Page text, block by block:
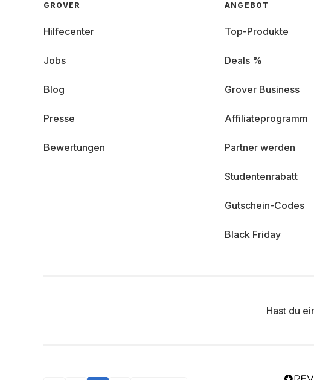
GROVER
Hilfecenter
Jobs
Blog
Presse
Bewertungen
ANGEBOT
Top-Produkte
Deals %
Grover Business
Affiliateprogramm
Partner werden
Studentenrabatt
Gutschein-Codes
Black Friday
Hast du